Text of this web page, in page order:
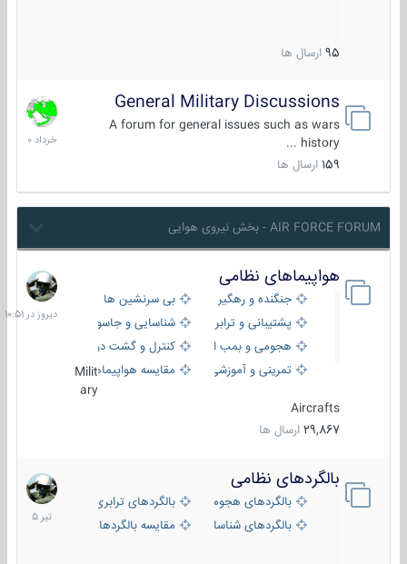
95 ارسال ها
General Military Discussions
A forum for general issues such as wars
history ...
159 ارسال ها
10
خرداد
1400
AIR FORCE FORUM - بخش نیروی هوایی
هواپیماهای نظامی
جنگنده و رهگیر
بی سرنشین ها
پشتیبانی و ترابری
شناسایی و جاسوسی
هجومی و بمب افکن
کنترل و گشت دریایی
تمرینی و آموزشی
مقایسه هواپیماهاMilit
ary
Aircrafts
29,867 ارسال ها
دیروز
در
10:51
بالگردهای نظامی
بالگردهای هجومی
بالگردهای ترابری
بالگردهای شناسایی
مقایسه بالگردها
22
تیر
1405